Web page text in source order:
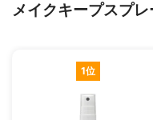
メイクキープスプ
1位